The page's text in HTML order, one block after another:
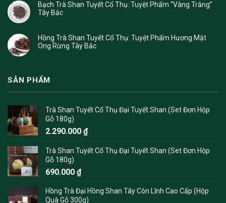
Bạch Trà Shan Tuyết Cổ Thụ: Tuyệt Phẩm “Vàng Trắng”
Tây Bắc
Hồng Trà Shan Tuyết Cổ Thụ: Tuyệt Phẩm Hương Mật
Ong Rừng Tây Bắc
SẢN PHẨM
Trà Shan Tuyết Cổ Thụ Đại Tuyết Shan (Set Đơn Hộp
Gỗ 180g)
2.290.000 ₫
Trà Shan Tuyết Cổ Thụ Đại Tuyết Shan (Set Đơn Hộp
Gỗ 180g)
690.000 ₫
Hồng Trà Đại Hồng Shan Tây Côn Lĩnh Cao Cấp (Hộp
Quà Gỗ 300g)